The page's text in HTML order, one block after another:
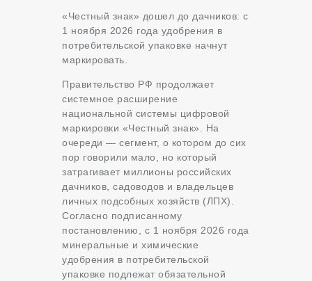
«Честный знак» дошел до дачников: с
1 ноября 2026 года удобрения в
потребительской упаковке начнут
маркировать.
Правительство РФ продолжает
системное расширение
национальной системы цифровой
маркировки «Честный знак». На
очереди — сегмент, о котором до сих
пор говорили мало, но который
затрагивает миллионы российских
дачников, садоводов и владельцев
личных подсобных хозяйств (ЛПХ).
Согласно подписанному
постановлению, с 1 ноября 2026 года
минеральные и химические
удобрения в потребительской
упаковке подлежат обязательной